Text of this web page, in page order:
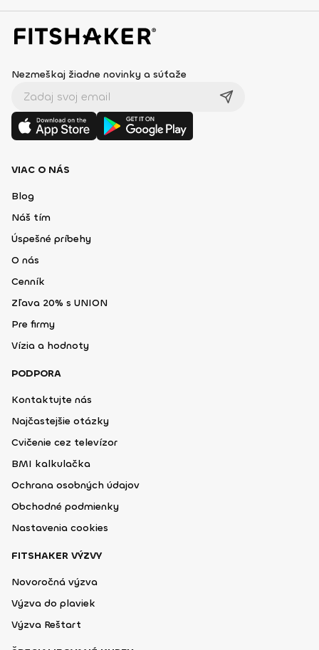
Nezmeškaj žiadne novinky a súťaže
VIAC O NÁS
Blog
Náš tím
Úspešné príbehy
O nás
Cenník
Zľava 20% s UNION
Pre firmy
Vízia a hodnoty
PODPORA
Kontaktujte nás
Najčastejšie otázky
Cvičenie cez televízor
BMI kalkulačka
Ochrana osobných údajov
Obchodné podmienky
Nastavenia cookies
FITSHAKER VÝZVY
Novoročná výzva
Výzva do plaviek
Výzva Reštart